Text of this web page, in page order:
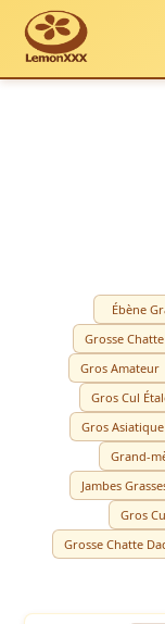
Ébène
Grosse
Gros Amateur
Gros Cul
Gros Asiatique
Grand-
Jambes
Gros
Grosse Chatte